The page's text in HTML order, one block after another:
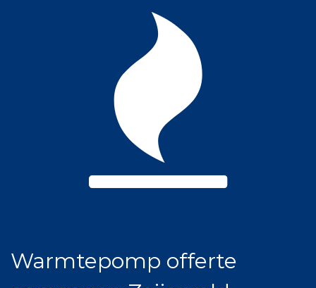
Warmtepomp offerte